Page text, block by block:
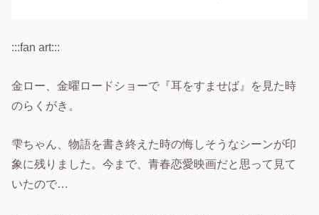
:::fan art:::
金ロー、金曜ロードショーで『耳をすませば』を見た時
のらくがき。
雫ちゃん、物語を書き終えた時の悔しそうなシーンが印
象に残りました。今まで、青春恋愛映画だと思って見て
いたので…